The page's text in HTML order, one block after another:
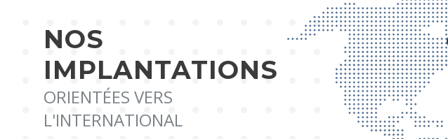
NOS
IMPLANTATIONS
ORIENTÉES VERS
L'INTERNATIONAL